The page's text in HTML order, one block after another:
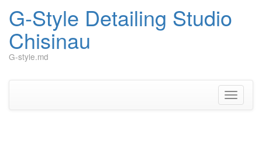
G-Style Detailing Studio
Chisinau
G-style.md
Toggle